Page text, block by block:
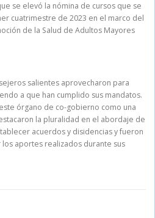
se elevó la nómina de cursos que se
cuatrimestre de 2023 en el marco del
de la Salud de Adultos Mayores
salientes aprovecharon para
a que han cumplido sus mandatos.
órgano de co-gobierno como una
la pluralidad en el abordaje de
acuerdos y disidencias y fueron
aportes realizados durante sus